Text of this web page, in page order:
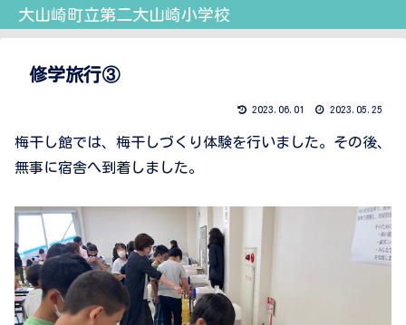
大山崎町立第二大山崎小学校
修学旅行③
2023.06.01 2023.05.25
梅干し館では、梅干しづくり体験を行いました。その後、
無事に宿舎へ到着しました。